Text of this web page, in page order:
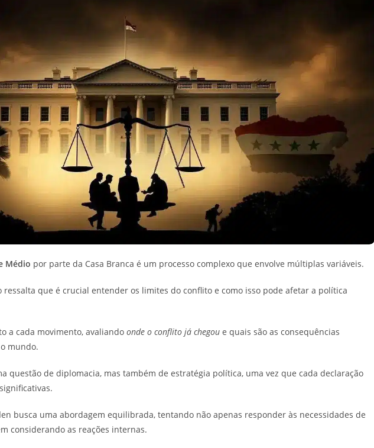
Médio por parte da Casa Branca é um processo complexo que envolve múltiplas variáveis.
ressalta que é crucial entender os limites do conflito e como isso pode afetar a política
a cada movimento, avaliando onde o conflito já chegou e quais são as consequências
mundo.
questão de diplomacia, mas também de estratégia política, uma vez que cada declaração
busca uma abordagem equilibrada, tentando não apenas responder às necessidades de
considerando as reações internas.